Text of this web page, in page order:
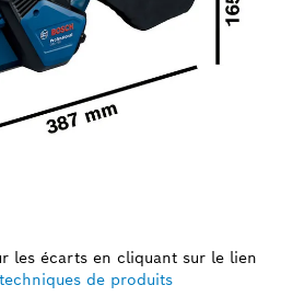
les écarts en cliquant sur le lien
de produits